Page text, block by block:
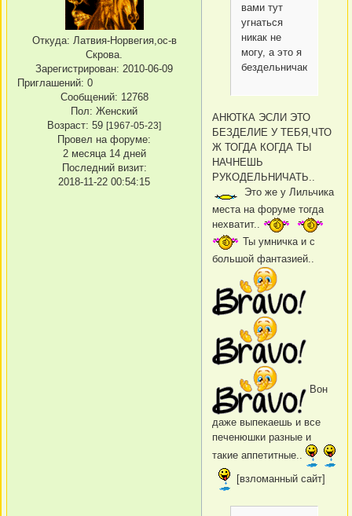
Откуда: Латвия-Норвегия,ос-в
Скрова.
Зарегистрирован: 2010-06-09
Приглашений: 0
Сообщений: 12768
Пол: Женский
Возраст: 59 [1967-05-23]
Провел на форуме:
2 месяца 14 дней
Последний визит:
2018-11-22 00:54:15
вами тут
угнаться
никак не
могу, а это я
бездельничаю.
АНЮТКА ЭСЛИ ЭТО
БЕЗДЕЛИЕ У ТЕБЯ,ЧТО
Ж ТОГДА КОГДА ТЫ
НАЧНЕШЬ
РУКОДЕЛЬНИЧАТЬ..
Это же у Лильчика
места на форуме тогда
нехватит..
Ты умничка и с
большой фантазией..
Вон
даже выпекаешь и все
печенюшки разные и
такие аппетитные..
[взломанный сайт]